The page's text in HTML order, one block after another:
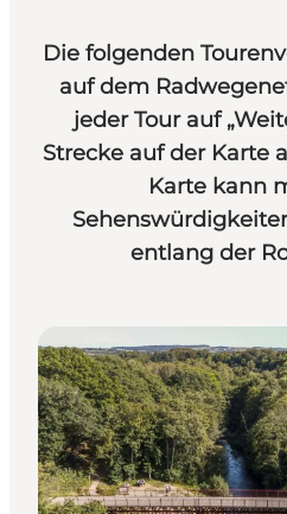
Die folgenden
auf dem
jeder Tour auf
Strecke auf der Karte
Karte kann
entlang der